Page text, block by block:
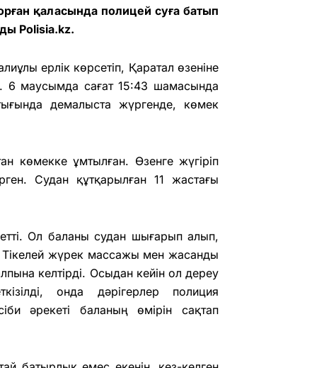
қаласында полицей суға батып
Polisia.kz.
ерлік көрсетіп, Қаратал өзеніне
6 маусымда сағат 15:43 шамасында
демалыста жүргенде, көмек
көмекке ұмтылған. Өзенге жүгіріп
Судан құтқарылған 11 жастағы
Ол баланы судан шығарып алып,
жүрек массажы мен жасанды
келтірді. Осыдан кейін ол дереу
онда дәрігерлер полиция
әрекеті баланың өмірін сақтап